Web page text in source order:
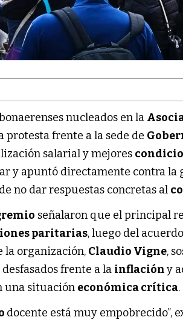
nucleados en la
protesta frente a la sede de
salarial y mejores
y apuntó directamente contra la
no dar respuestas concretas al
señalaron que el principal
paritarias, luego del
la organización, Claudio Vigne,
frente a la inflacióny
una situación económica crítica.
docente está muy empobrecido”,